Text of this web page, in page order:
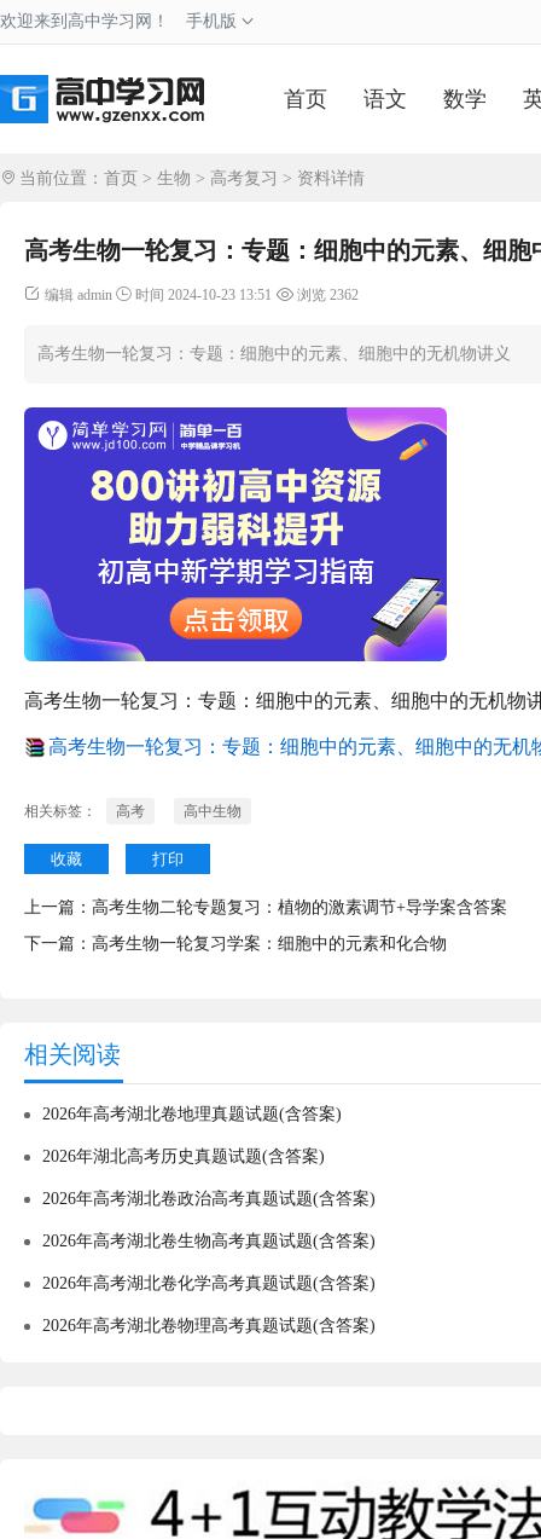
欢迎来到高中学习网！ 手机版
首页 语文 数学
当前位置： 首页 > 生物 > 高考复习 > 资料详情
高考生物一轮复习：专题：细胞中的元素、细胞
编辑 admin 时间 2024-10-23 13:51 浏览 2362
高考生物一轮复习：专题：细胞中的元素、细胞中的无机物讲义
高考生物一轮复习：专题：细胞中的元素、细胞中的无机物
高考生物一轮复习：专题：细胞中的元素、细胞中的无机
相关标签： 高考 高中生物
收藏 打印
上一篇： 高考生物二轮专题复习：植物的激素调节+导学案含答案
下一篇： 高考生物一轮复习学案：细胞中的元素和化合物
相关阅读
2026年高考湖北卷地理真题试题(含答案)
2026年湖北高考历史真题试题(含答案)
2026年高考湖北卷政治高考真题试题(含答案)
2026年高考湖北卷生物高考真题试题(含答案)
2026年高考湖北卷化学高考真题试题(含答案)
2026年高考湖北卷物理高考真题试题(含答案)